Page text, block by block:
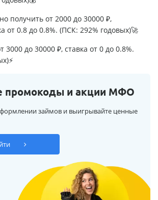
получить от 2000 до 30000 ₽,
от 0.8 до 0.8%. (ПСК: 292% годовых)🚀
3000 до 30000 ₽, ставка от 0 до 0.8%.
промокоды и акции МФО
займов и выигрывайте ценные